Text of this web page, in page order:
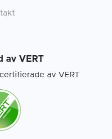
av VERT
av VERT